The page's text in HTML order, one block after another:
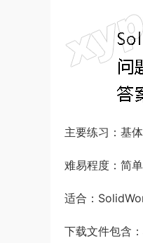
主要练习：基
难易程度：简单
适合：
下载文件包含